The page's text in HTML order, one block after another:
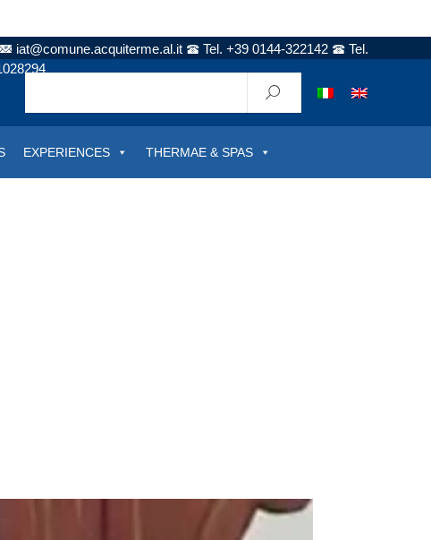
iat@comune.acquiterme.al.it Tel. +39 0144-322142
Tel.
EXPERIENCES THERMAE & SPAS